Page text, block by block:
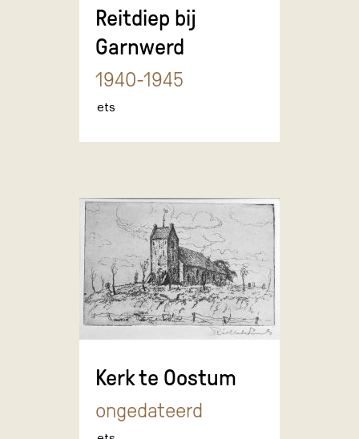
Reitdiep bij
Garnwerd
1940-1945
ets
Kerk te Oostum
ongedateerd